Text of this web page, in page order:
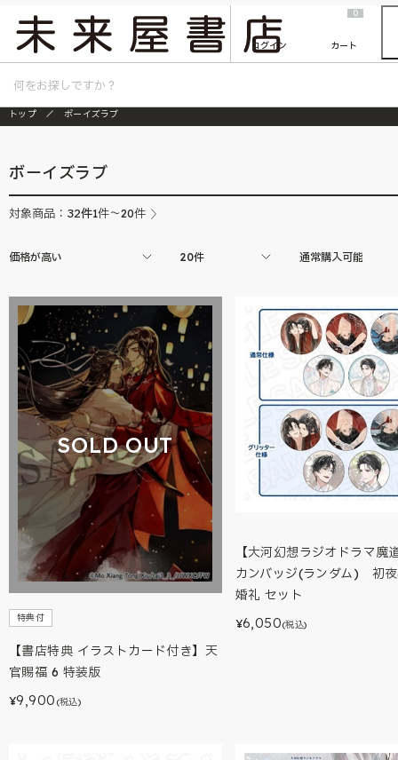
『ONE PIECE magazine 021 ONE PIECEカード付き同梱版』発売延期のご案内
ログイン
0
カート
トップ ボーイズラブ
ボーイズラブ
対象商品： 32件1件～20件
価格が高い 20件 通常購入可能
SOLD OUT
特典付
【書店特典 イラストカード付き】天
官賜福 6 特装版
¥9,900 (税込)
【大河幻想ラジオドラマ魔
カンバッジ(ランダム) 初
婚礼 セット
¥6,050(税込)